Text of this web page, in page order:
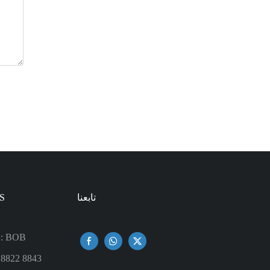
شخص الاتصال: BOB
8843
تابعنا